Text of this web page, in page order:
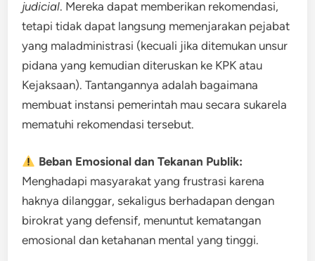
judicial. Mereka dapat memberikan rekomendasi,
tetapi tidak dapat langsung memenjarakan pejabat
yang maladministrasi (kecuali jika ditemukan unsur
pidana yang kemudian diteruskan ke KPK atau
Kejaksaan). Tantangannya adalah bagaimana
membuat instansi pemerintah mau secara sukarela
mematuhi rekomendasi tersebut.
Beban Emosional dan Tekanan Publik:
Menghadapi masyarakat yang frustrasi karena
haknya dilanggar, sekaligus berhadapan dengan
birokrat yang defensif, menuntut kematangan
emosional dan ketahanan mental yang tinggi.